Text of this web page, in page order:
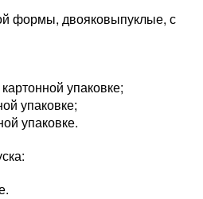
формы, двояковыпуклые, с
упаковке;
упаковке;
упаковке.